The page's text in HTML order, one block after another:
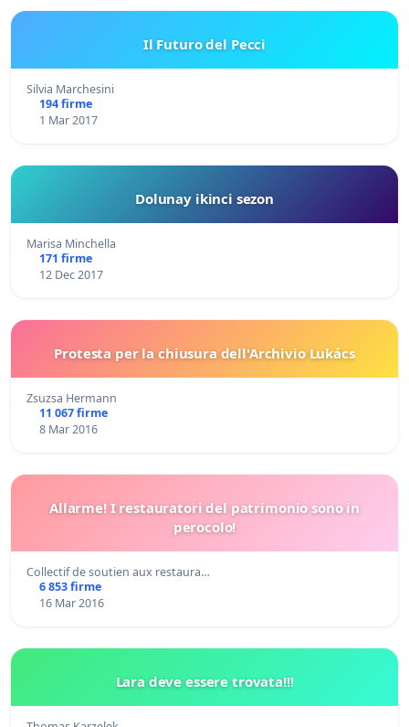
Il Futuro del Pecci
Silvia Marchesini
194 firme
1 Mar 2017
Dolunay ikinci sezon
Marisa Minchella
171 firme
12 Dec 2017
Protesta per la chiusura dell'Archivio Lukács
Zsuzsa Hermann
11 067 firme
8 Mar 2016
Allarme! I restauratori del patrimonio sono in
perocolo!
Collectif de soutien aux restaura…
6 853 firme
16 Mar 2016
Lara deve essere trovata!!!